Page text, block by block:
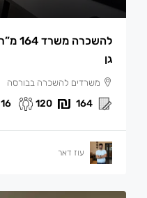
גן
משרדים להשכרה בבורסה
164
120
16
עוז דאר